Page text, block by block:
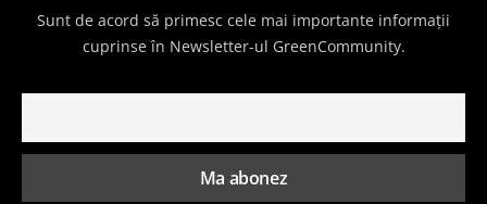
Sunt de acord să primesc cele mai importante informații
cuprinse în Newsletter-ul GreenCommunity.